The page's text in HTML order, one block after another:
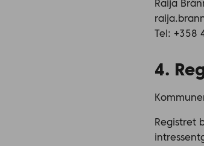
Raija
Tel: +358
4.
Registret